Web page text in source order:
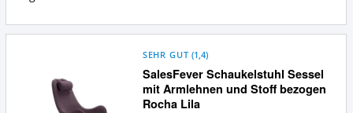
SalesFever Schaukelstuhl Sessel
mit Armlehnen und Stoff bezogen
Rocha Lila
SEHR GUT (1,4)